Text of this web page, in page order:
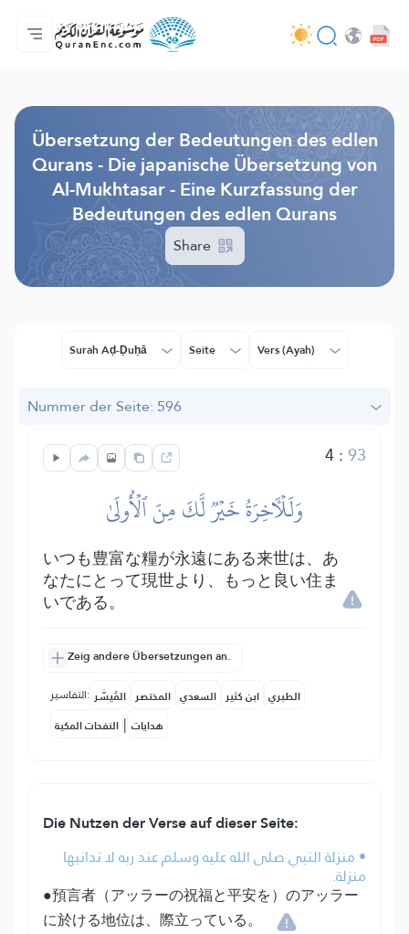
Hauptseite
Inhaltsverzeichnis der Übersetzungen
Audio
Service der Entwickler - API
Über das Projekt
Kontakt
Sprache
Übersetzung der Bedeutungen des edlen
Qurans - Die japanische Übersetzung von
Al-Mukhtasar - Eine Kurzfassung der
Bedeutungen des edlen Qurans
Share
Surah Aḍ-Ḍuḥā Seite Vers (Ayah)
Nummer der Seite: 596
4:93
وَلَلۡأٓخِرَةُ خَيۡرٞ لَّكَ مِنَ ٱلۡأُولَىٰ
いつも豊富な糧が永遠にある来世は、あ
なたにとって現世より、もっと良い住ま
いである。
Zeig andere Übersetzungen an.
التفاسير: المُيسَّر المختصر السعدي ابن كثير الطبري
النفحات المكية | هدايات
Die Nutzen der Verse auf dieser Seite:
• منزلة النبي صلى الله عليه وسلم عند ربه لا تدانيها
منزلة.
●預言者（アッラーの祝福と平安を）のアッラー
に於ける地位は、際立っている。